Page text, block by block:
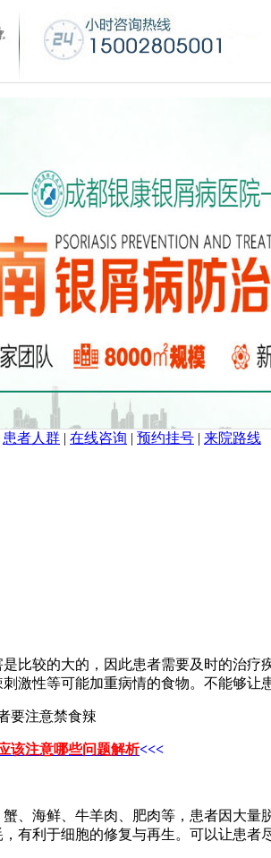
患者人群 | 在线咨询 | 预约挂号 | 来院路线
比较的大的，因此患者需要及时的治
激性等可能加重病情的食物。不能够让
该注意哪些问题解析<<<
、海鲜、牛羊肉、肥肉等，患者因大量
有利于细胞的修复与再生。可以让患者